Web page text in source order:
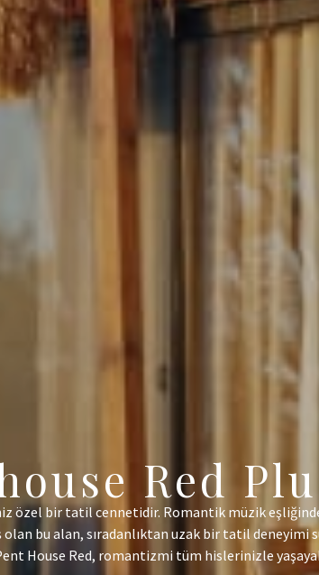
Red
özel bir tatil cennetidir. Romantik müzik
bu alan, sıradanlıktan uzak bir tatil
House Red, romantizmi tüm hislerinizle